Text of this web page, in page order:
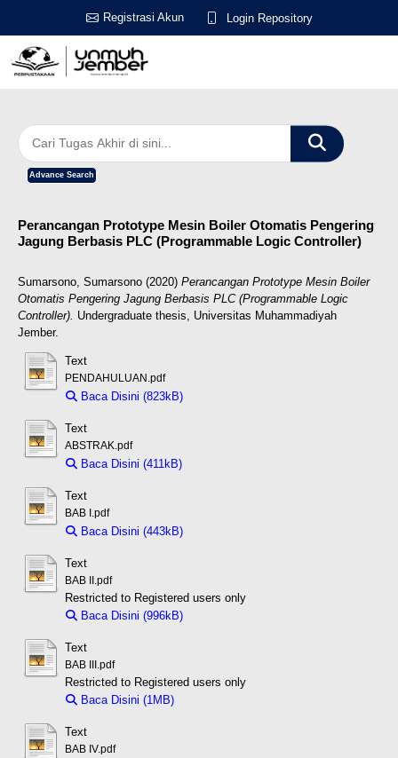
Registrasi Akun Login Repository
Advance Search
Perancangan Prototype Mesin Boiler Otomatis Pengering
Jagung Berbasis PLC (Programmable Logic Controller)
Sumarsono, Sumarsono (2020) Perancangan Prototype Mesin Boiler
Otomatis Pengering Jagung Berbasis PLC (Programmable Logic
Controller). Undergraduate thesis, Universitas Muhammadiyah
Jember.
Text
PENDAHULUAN.pdf
Baca Disini (823kB)
Text
ABSTRAK.pdf
Baca Disini (411kB)
Text
BAB I.pdf
Baca Disini (443kB)
Text
BAB II.pdf
Restricted to Registered users only
Baca Disini (996kB)
Text
BAB III.pdf
Restricted to Registered users only
Baca Disini (1MB)
Text
BAB IV.pdf